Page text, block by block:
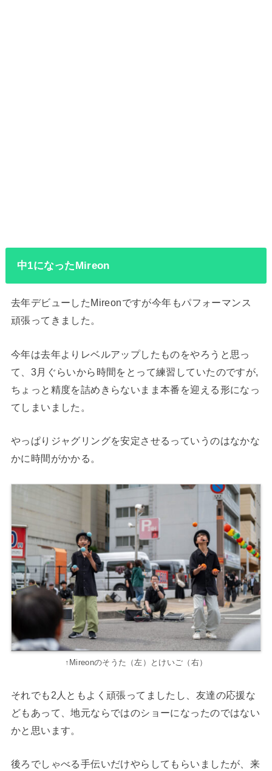
中1になったMireon
去年デビューしたMireonですが今年もパフォーマンス
頑張ってきました。
今年は去年よりレベルアップしたものをやろうと思っ
て、3月ぐらいから時間をとって練習していたのですが,
ちょっと精度を詰めきらないまま本番を迎える形になっ
てしまいました。
やっぱりジャグリングを安定させるっていうのはなかな
かに時間がかかる。
↑Mireonのそうた（左）とけいご（右）
それでも2人ともよく頑張ってましたし、友達の応援な
どもあって、地元ならではのショーになったのではない
かと思います。
後ろでしゃべる手伝いだけやらしてもらいましたが、来